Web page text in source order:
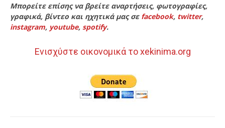
Μπορείτε επίσης να βρείτε αναρτήσεις, φωτογραφίες,
γραφικά, βίντεο και ηχητικά μας σε facebook, twitter,
instagram, youtube, spotify.
Ενισχύστε οικονομικά το xekinima.org